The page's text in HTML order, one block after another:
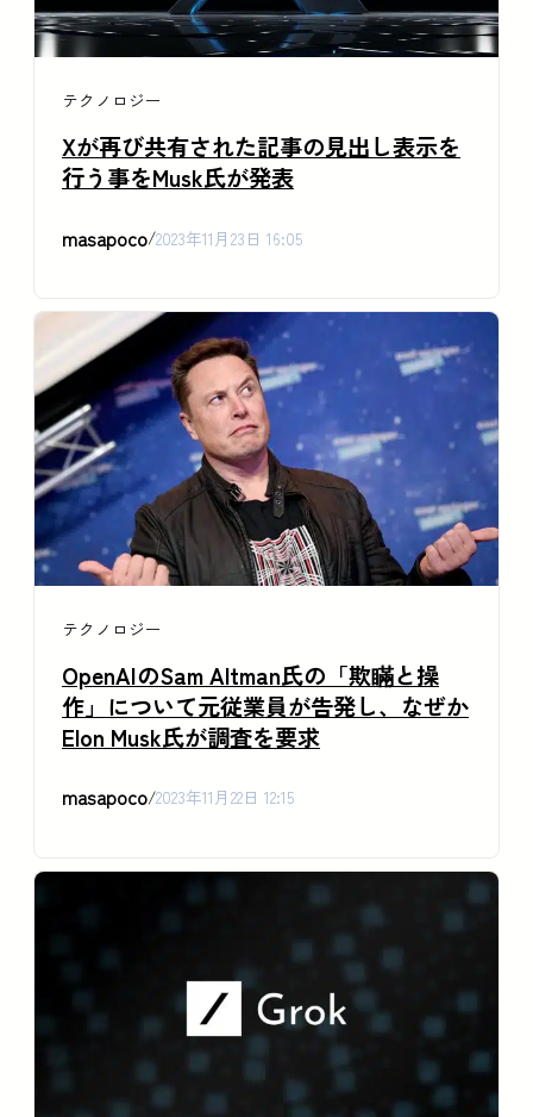
テクノロジー
Xが再び共有された記事の見出し表示を
行う事をMusk氏が発表
masapoco/2023年11月23日 16:05
テクノロジー
OpenAIのSam Altman氏の「欺瞞と操
作」について元従業員が告発し、なぜか
Elon Musk氏が調査を要求
masapoco/2023年11月22日 12:15